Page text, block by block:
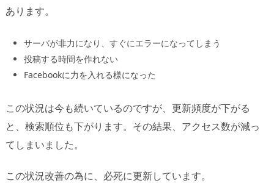
あります。
サーバが非力になり、すぐにエラーになってしまう
投稿する時間を作れない
Facebookに力を入れる様になった
この状況は今も続いているのですが、更新頻度が下がる
と、検索順位も下がります。その結果、アクセス数が減っ
てしまいました。
この状況改善の為に、必死に更新しています。